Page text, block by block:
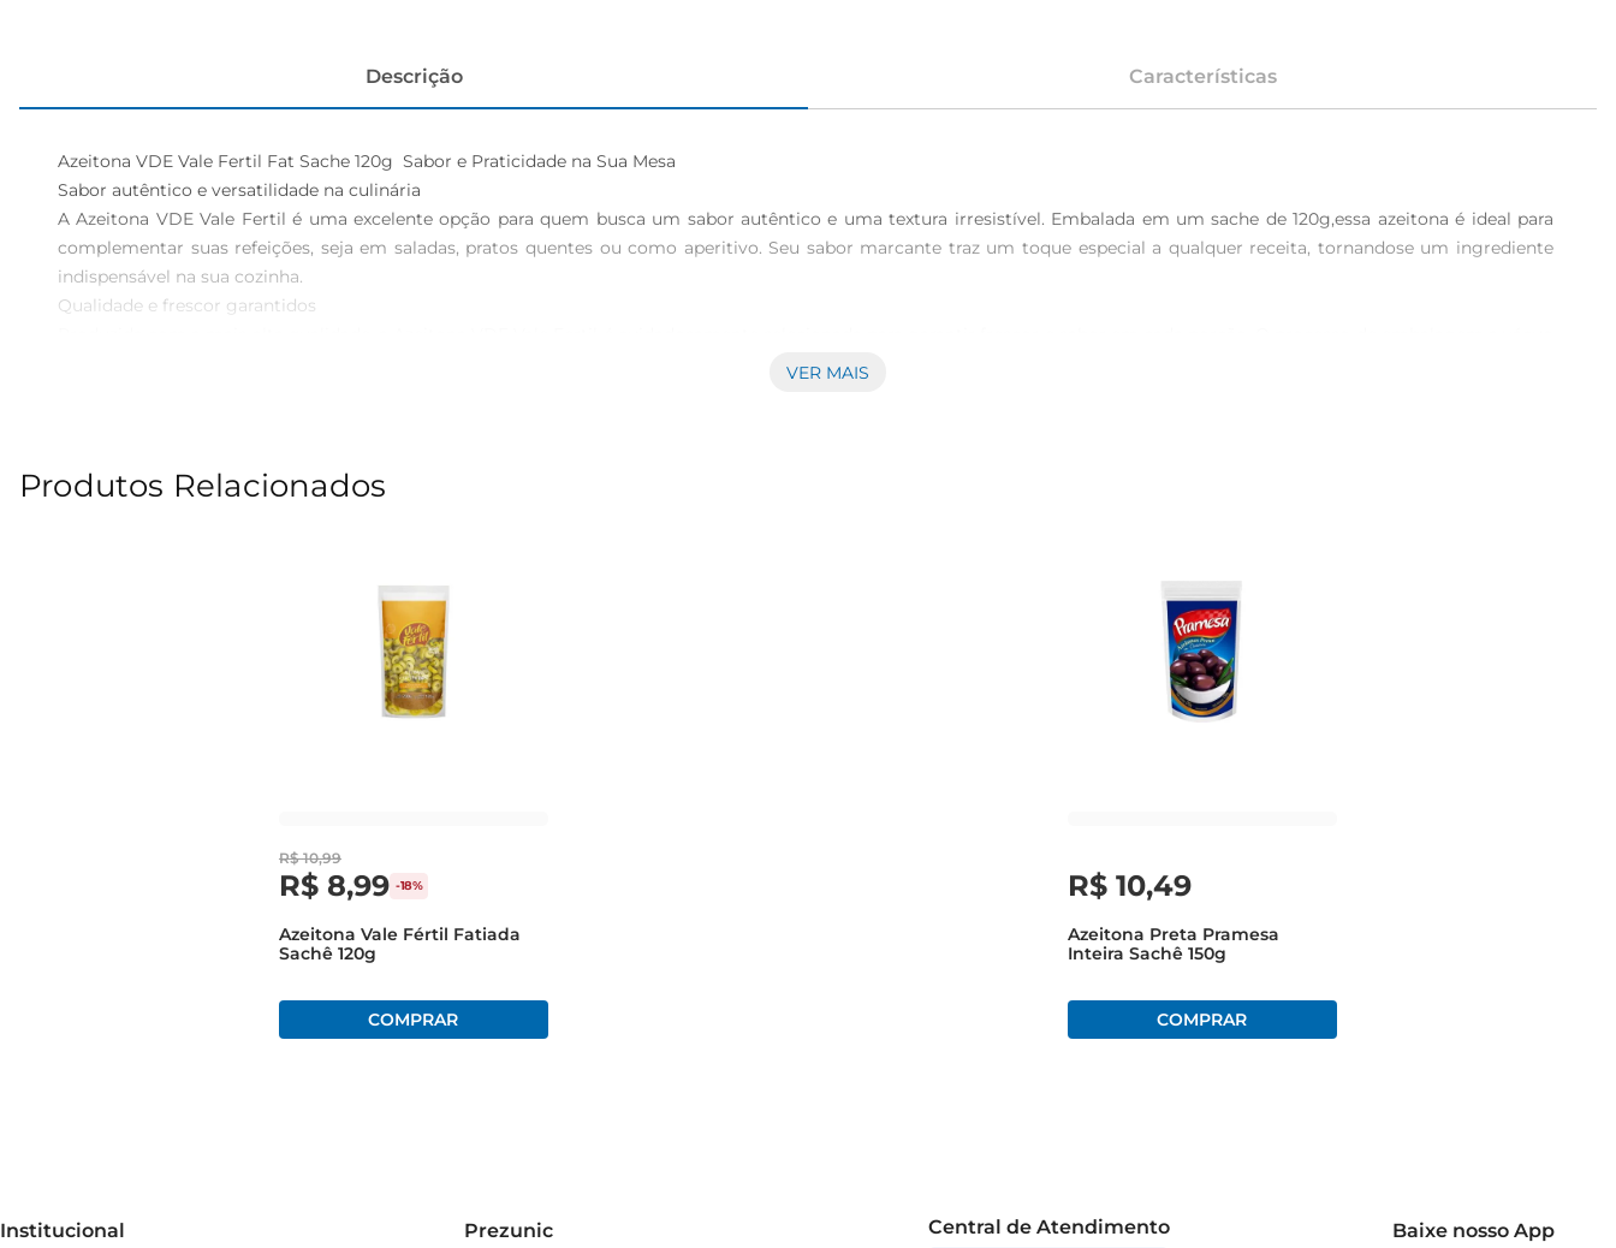
Descrição Características
Azeitona VDE Vale Fertil Fat Sache 120g  Sabor e Praticidade na Sua Mesa
Sabor autêntico e versatilidade na culinária
A Azeitona VDE Vale Fertil é uma excelente opção para quem busca um sabor autêntico e uma textura irresistível. Embalada em um sache de 120g,essa azeitona é ideal para
complementar suas refeições, seja em saladas, pratos quentes ou como aperitivo. Seu sabor marcante traz um toque especial a qualquer receita, tornandose um ingrediente
indispensável na sua cozinha.
Qualidade e frescor garantidos
preserva todas as características do produto, mantendo seu gosto e aroma por mais tempo. Assim, você pode desfrutar de uma azeitona saborosa sempre que desejar, sem abrir
frios em uma tábua de aperitivos. Também pode ser utilizada em receitas de massas, pizzas e até mesmo em pratos de carne, proporcionando um sabor diferenciado e marcante.
VER MAIS
Produtos Relacionados
R$ 10,99
R$ 8,99 -18%
Azeitona Vale Fértil Fatiada
Sachê 120g
R$ 10,49
Azeitona Preta Pramesa
Inteira Sachê 150g
Institucional Prezunic
Central de Atendimento
Baixe nosso App